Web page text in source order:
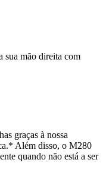
sua mão direita com
graças à nossa
Além disso, o M280
quando não está a ser